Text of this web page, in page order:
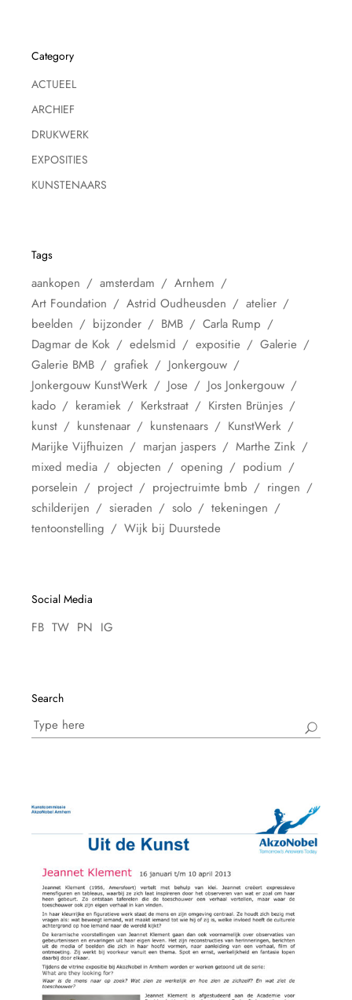
Category
ACTUEEL
ARCHIEF
DRUKWERK
EXPOSITIES
KUNSTENAARS
Tags
aankopen amsterdam
Arnhem
Art Foundation
Astrid Oudheusden
atelier
beelden
bijzonder BMB
Carla Rump
Dagmar de Kok
edelsmid expositie
Galerie
Galerie BMB
grafiek
Jonkergouw
Jonkergouw KunstWerk
Jose
Jos Jonkergouw
kado
keramiek Kerkstraat
Kirsten Brünjes
kunst
kunstenaar kunstenaars
KunstWerk
Marijke Vijfhuizen
marjan jaspers
Marthe Zink
mixed media
objecten opening
podium
porselein
project projectruimte bmb
ringen
schilderijen
sieraden solo
tekeningen
tentoonstelling
Wijk bij Duurstede
Social Media
FB TW PN IG
Search
Search
for: